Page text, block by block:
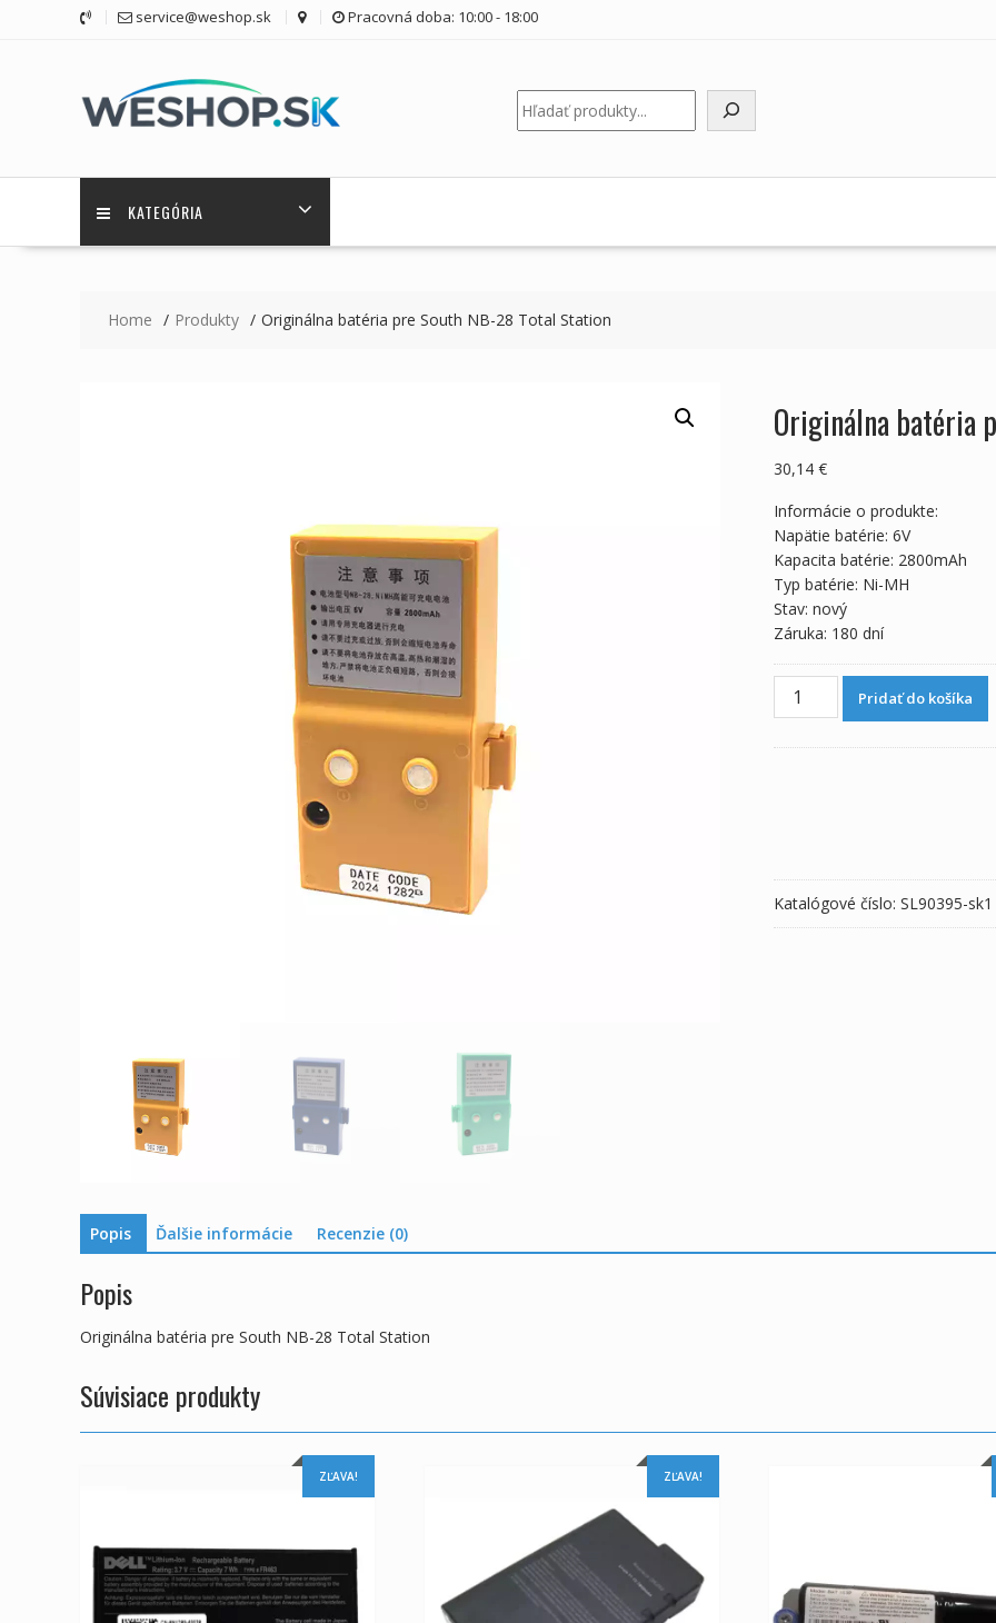
service@weshop.sk Pracovná doba: 10:00 - 18:00
Hľadať
KATEGÓRIA
Home Produkty Originálna batéria pre South NB-28 Total Station
Originálna batéria
30,14 €
Informácie o produkte:
Napätie batérie: 6V
Kapacita batérie: 2800mAh
Typ batérie: Ni-MH
Stav: nový
Záruka: 180 dní
množstvo
Originálna
Station
Pridať do košíka
Katalógové číslo: SL90395-sk1
Popis Ďalšie informácie Recenzie (0)
Popis
Originálna batéria pre South NB-28 Total Station
Súvisiace produkty
ZĽAVA! ZĽAVA!